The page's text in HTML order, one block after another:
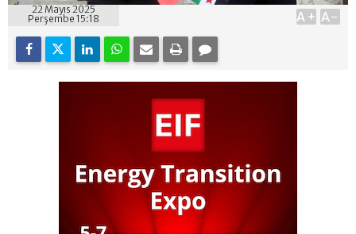
22 Mayıs 2025
Perşembe 15:18
A+ A-